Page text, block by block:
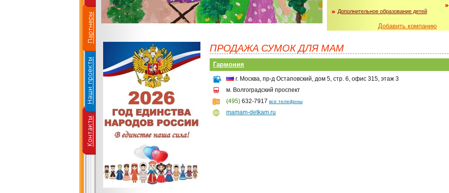
Дополнительное образование детей
Добавить компанию
ПРОДАЖА СУМОК ДЛЯ МАМ
Гармония
г. Москва, пр-д Остаповский, дом 5, стр. 6, офис 315, этаж 3
м. Волгоградский проспект
(495) 632-7917 все телефоны
mamam-detkam.ru